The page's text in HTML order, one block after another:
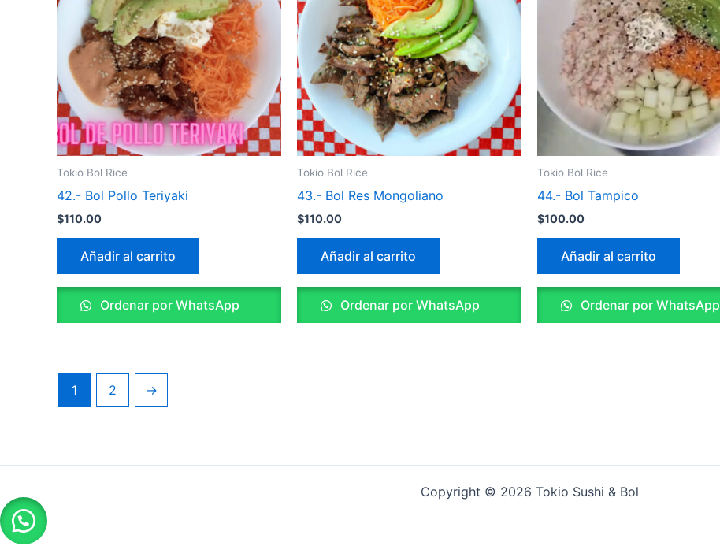
Tokio Bol Rice
42.- Bol Pollo Teriyaki
$110.00
Añadir al carrito
Ordenar por WhatsApp
Tokio Bol Rice
43.- Bol Res Mongoliano
$110.00
Añadir al carrito
Ordenar por WhatsApp
Tokio Bol Rice
44.- Bol Tampico
$100.00
Añadir al carrito
Ordenar por WhatsApp
1 2 →
Copyright © 2026 Tokio Sushi & Bol